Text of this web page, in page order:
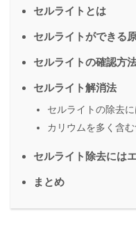
セルライトとは
セルライトができる
セルライトの確認方
セルライト解消法
セルライトの除去
カリウムを多く含
セルライト除去には
まとめ